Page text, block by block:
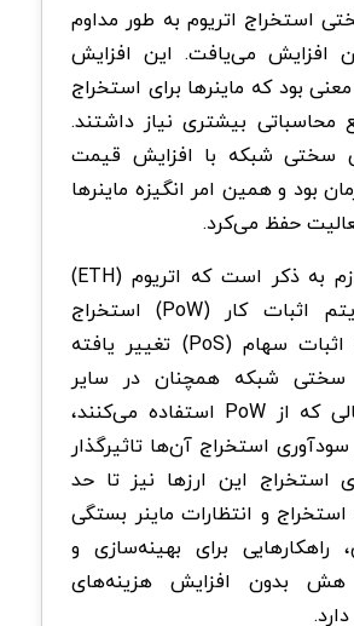
استخراج اتریوم به طور مداوم
افزایش می‌یافت. این افزایش
بود که ماینرها برای استخراج
محاسباتی بیشتری نیاز داشتند.
سختی شبکه با افزایش قیمت
بود و همین امر انگیزه ماینرها
حفظ می‌کرد.
با این حال، لازم به ذکر است که اتریوم (ETH)
دیگر با الگوریتم اثبات کار (PoW) استخراج
نمی‌شود و به اثبات سهام (PoS) تغییر یافته
شبکه همچنان در سایر
ارزهای دیجیتالی که از PoW استفاده می‌کنند،
سودآوری استخراج آن‌ها تاثیرگذار
استخراج این ارزها نیز تا حد
و انتظارات ماینر بستگی
راهکارهایی برای بهینه‌سازی و
هش بدون افزایش هزینه‌های